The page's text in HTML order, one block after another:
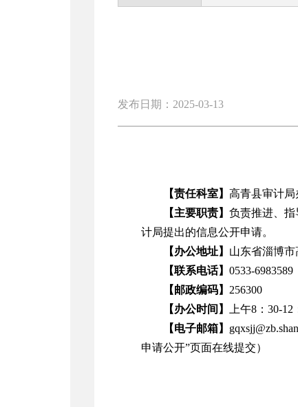
发布日期：2025-03-13
【责任科室】 高青县审计局
【主要职责】 负责推进、
计局提出的信息公开申请。
【办公地址】 山东省淄博
【联系电话】 0533-6983589
【邮政编码】 256300
【办公时间】
上午8：30-
【电子邮箱】
申请公开”页面在线提交）